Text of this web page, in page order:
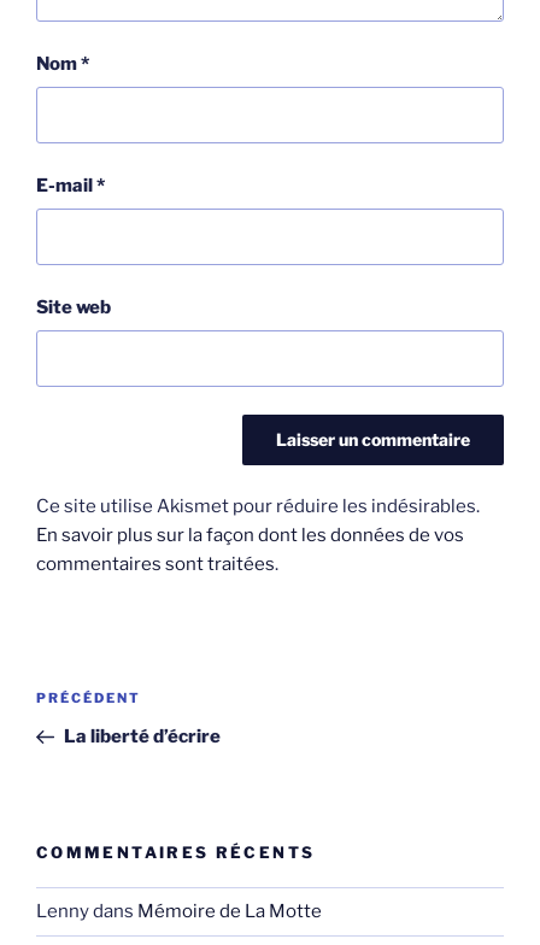
Nom*
E-mail*
Site web
Ce site utilise Akismet pour réduire les indésirables.
En savoir plus sur la façon dont les données de vos
commentaires sont traitées.
Navigation
l’article
Article
précédent
PRÉCÉDENT
La liberté d’écrire
COMMENTAIRES RÉCENTS
Lennydans Mémoire de La Motte